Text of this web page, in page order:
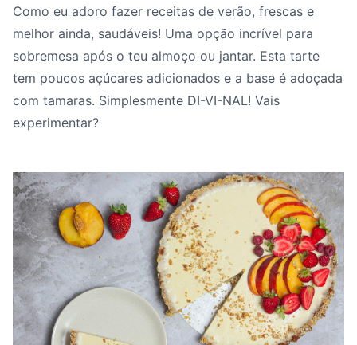
Como eu adoro fazer receitas de verão, frescas e
melhor ainda, saudáveis! Uma opção incrível para
sobremesa após o teu almoço ou jantar. Esta tarte
tem poucos açúcares adicionados e a base é adoçada
com tamaras. Simplesmente DI-VI-NAL! Vais
experimentar?